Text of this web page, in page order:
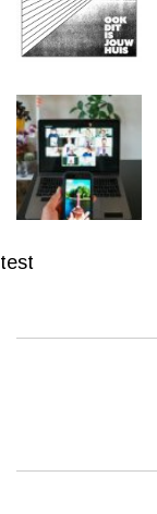
test